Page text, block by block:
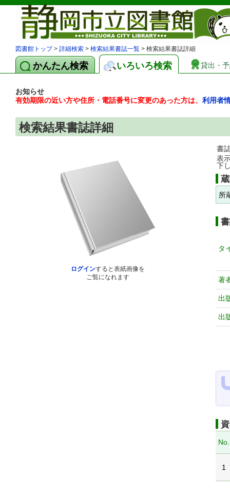
図書館トップ> 詳細検索 > 検索結果書誌一覧 > 検索結果書誌詳細
かんたん検索 いろいろ検索 貸出・
お知らせ
有効期限の近い方や住所・電話番号に変更のあった方は、 利用者
検索結果書誌詳細
ログインすると表紙画像を
ご覧になれます
書
表
下
所
タ
著
出
出
No.
1